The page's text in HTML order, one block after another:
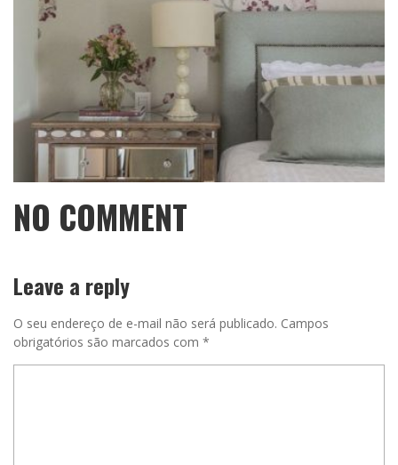
NO COMMENT
Leave a reply
O seu endereço de e-mail não será publicado. Campos
obrigatórios são marcados com *